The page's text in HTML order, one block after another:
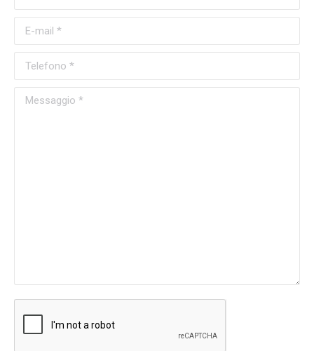
E-mail *
Telefono *
Messaggio *